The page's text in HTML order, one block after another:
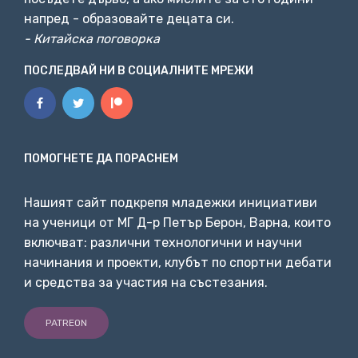
Ютуб,
10:06
без реклами и спонсорни съобщения. Nebula е
мястото, където авторите експериментират с
45-минутен специален епизод на Wendover
поглед на летище, някога наричано най-
безполезното, превръща малкия отдалечен
Атлантически остров. Получете достъп до Nebula,
когато се абонирате за година в
отивайки на CuriosityStream.com/mustard и
напред - образовайте децата си.
- Китайска поговорка
ПОСЛЕДВАЙ НИ В СОЦИАЛНИТЕ МРЕЖИ
ПОМОГНЕТЕ ДА ПОРАСНЕМ
Нашият сайт подкрепя младежки инициативи
на ученици от МГ Д-р Петър Берон, Варна, които
включват: различни технологични и научни
начинания и проекти, клубът по спортни дебати
и средства за участия на състезания.
PATREON